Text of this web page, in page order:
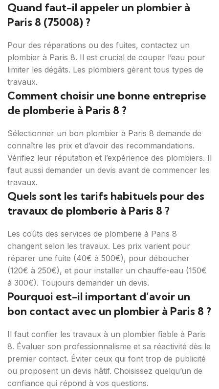
Quand faut-il appeler un plombier à
Paris 8 (75008) ?
Pour des réparations ou des fuites, contactez un
plombier à Paris 8. Il est crucial de couper l’eau pour
limiter les dégâts. Les plombiers gèrent tous types de
travaux.
Comment choisir une bonne entreprise
de plomberie à Paris 8 ?
Sélectionner un bon plombier à Paris 8 demande de
connaître les prix et d’avoir des recommandations.
Vérifiez leur réputation et l’expérience des plombiers. Il
faut aussi demander un devis avant de commencer les
travaux.
Quels sont les tarifs habituels pour des
travaux de plomberie à Paris 8 ?
Les coûts des services de plomberie à Paris 8
changent selon les travaux. Les prix varient pour
réparer une fuite (40€ à 500€), pour déboucher
(120€ à 250€), et pour installer un chauffe-eau (150€
à 300€). Toujours demander un devis.
Pourquoi est-il important d’avoir un
bon contact avec un plombier à Paris 8 ?
Il faut confier les travaux à un plombier fiable à Paris
8. Évaluer son professionnalisme et sa réactivité dès le
premier contact. Éviter ceux qui font trop de publicité
ou proposent un devis hâtif. Choisissez quelqu’un de
confiance qui répond à vos questions.